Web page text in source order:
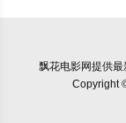
飘花电影网提供最
Copyright